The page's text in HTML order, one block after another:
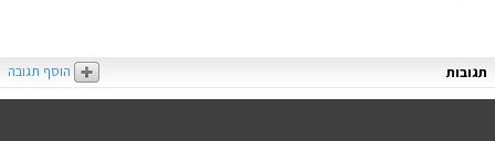
תגובות הוסף תגובה